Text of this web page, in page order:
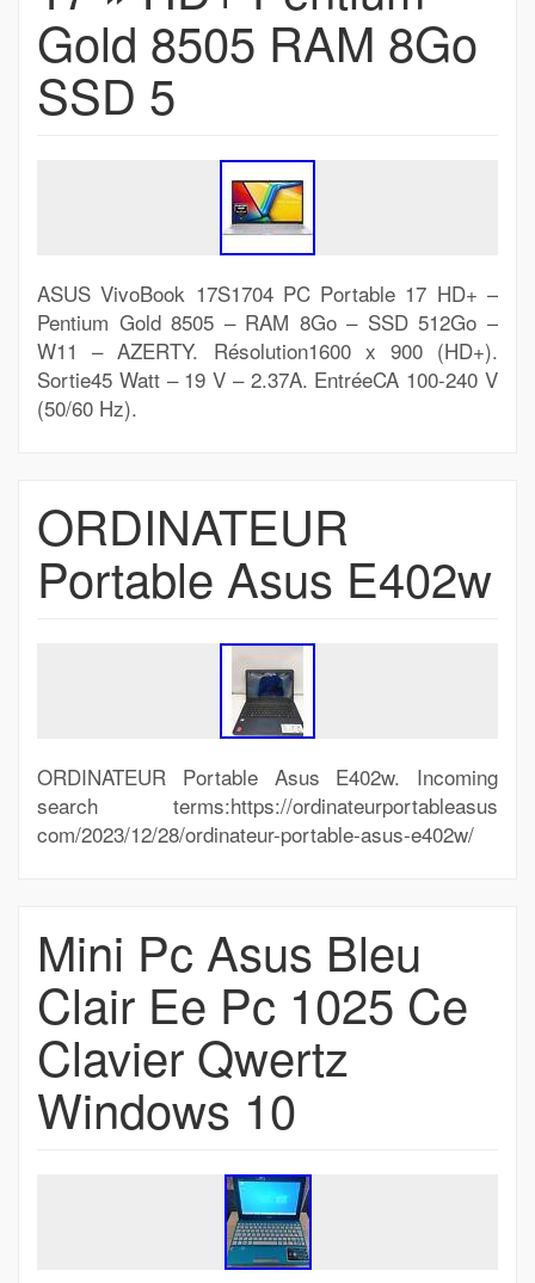
Gold 8505 RAM 8Go
SSD 5
ASUS VivoBook 17S1704 PC Portable 17 HD+ –
Pentium Gold 8505 – RAM 8Go – SSD 512Go –
W11 – AZERTY. Résolution1600 x 900 (HD+).
Sortie45 Watt – 19 V – 2.37A. EntréeCA 100-240 V
(50/60 Hz).
ORDINATEUR
Portable Asus E402w
ORDINATEUR Portable Asus E402w. Incoming
search terms:https://ordinateurportableasus
com/2023/12/28/ordinateur-portable-asus-e402w/
Mini Pc Asus Bleu
Clair Ee Pc 1025 Ce
Clavier Qwertz
Windows 10